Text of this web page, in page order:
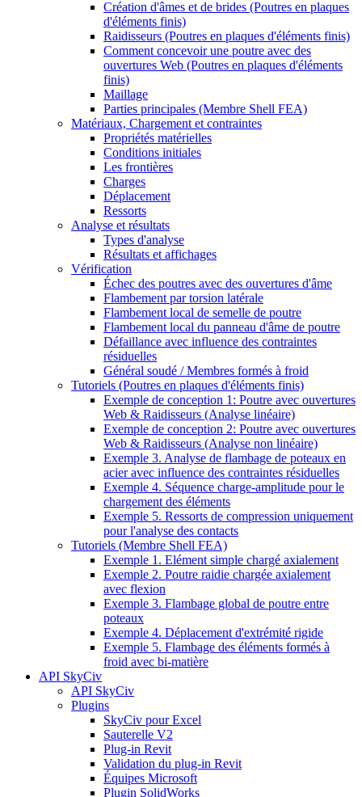
Création d'âmes et de brides (Poutres en plaques
d'éléments finis)
Raidisseurs (Poutres en plaques d'éléments finis)
Comment concevoir une poutre avec des
ouvertures Web (Poutres en plaques d'éléments
finis)
Maillage
Parties principales (Membre Shell FEA)
Matériaux, Chargement et contraintes
Propriétés matérielles
Conditions initiales
Les frontières
Charges
Déplacement
Ressorts
Analyse et résultats
Types d'analyse
Résultats et affichages
Vérification
Échec des poutres avec des ouvertures d'âme
Flambement par torsion latérale
Flambement local de semelle de poutre
Flambement local du panneau d'âme de poutre
Défaillance avec influence des contraintes
résiduelles
Général soudé / Membres formés à froid
Tutoriels (Poutres en plaques d'éléments finis)
Exemple de conception 1: Poutre avec ouvertures
Web & Raidisseurs (Analyse linéaire)
Exemple de conception 2: Poutre avec ouvertures
Web & Raidisseurs (Analyse non linéaire)
Exemple 3. Analyse de flambage de poteaux en
acier avec influence des contraintes résiduelles
Exemple 4. Séquence charge-amplitude pour le
chargement des éléments
Exemple 5. Ressorts de compression uniquement
pour l'analyse des contacts
Tutoriels (Membre Shell FEA)
Exemple 1. Elément simple chargé axialement
Exemple 2. Poutre raidie chargée axialement
avec flexion
Exemple 3. Flambage global de poutre entre
poteaux
Exemple 4. Déplacement d'extrémité rigide
Exemple 5. Flambage des éléments formés à
froid avec bi-matière
API SkyCiv
API SkyCiv
Plugins
SkyCiv pour Excel
Sauterelle V2
Plug-in Revit
Validation du plug-in Revit
Équipes Microsoft
Plugin SolidWorks